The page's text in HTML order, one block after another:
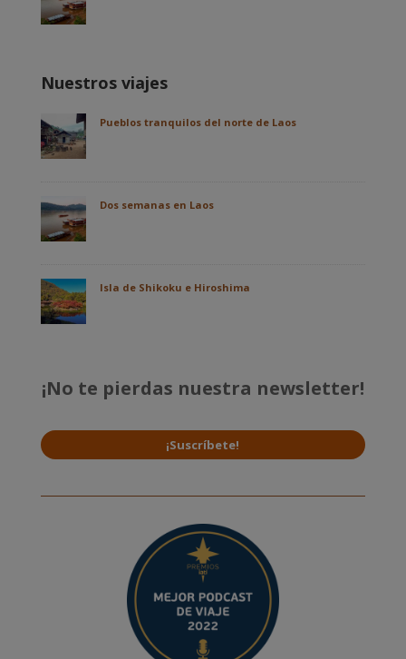
Nuestros viajes
Pueblos tranquilos del norte de Laos
Dos semanas en Laos
Isla de Shikoku e Hiroshima
¡No te pierdas nuestra newsletter!
¡Suscríbete!